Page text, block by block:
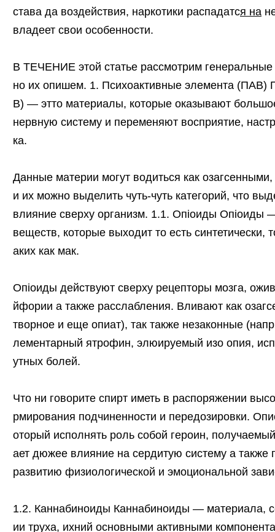
става да воздействия, наркотики распадатся на
владеет свои особенности.
В ТЕЧЕНИЕ этой статье рассмотрим
но их опишем. 1. Психоактивные элемента (ПАВ)
В) — этто материалы, которые оказывают
нервную систему и переменяют восприятие,
ка.
Данные материи могут водиться как
и их можно выделить чуть-чуть категорий, что
влияние сверху организм. 1.1. Опioиды Опioиды —
веществ, которые выходит то есть синтетически,
аких как мак.
Опioиды действуют сверху рецепторы мозга,
йфории а также расслабления. Вливают как
творное и еще опиат), так также незаконные
лементарный ятрофин, элюируемый изо опия,
утных болей.
Что ни говорите спирт иметь в распоряжении
рмирования подчиненности и передозировки.
оторый исполнять роль собой героин,
ает дюжее влияние на сердитую систему а также
развитию физиологической и эмоциональной
1.2. Каннабиноиды Каннабиноиды — материала,
ии труха, ихний основными активными